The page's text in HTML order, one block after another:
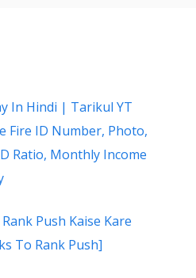
In Hindi | Tarikul YT
Fire ID Number, Photo,
Ratio, Monthly Income
Push Kaise Kare
To Rank Push]